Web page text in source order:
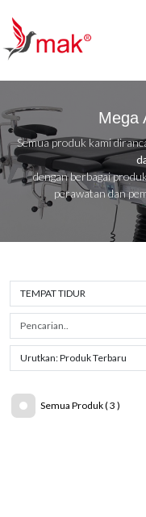
Mega
Semua produk kami
dengan berbagai
perawatan dan
Semua Produk ( 3 )